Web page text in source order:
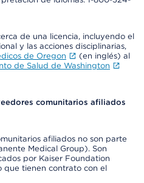
de una licencia, incluyendo el
y las acciones disciplinarias,
de Oregon
(en inglés) al
de Salud de Washington
comunitarios afiliados
afiliados no son parte
Medical Group). Son
por Kaiser Foundation
que tienen contrato con el